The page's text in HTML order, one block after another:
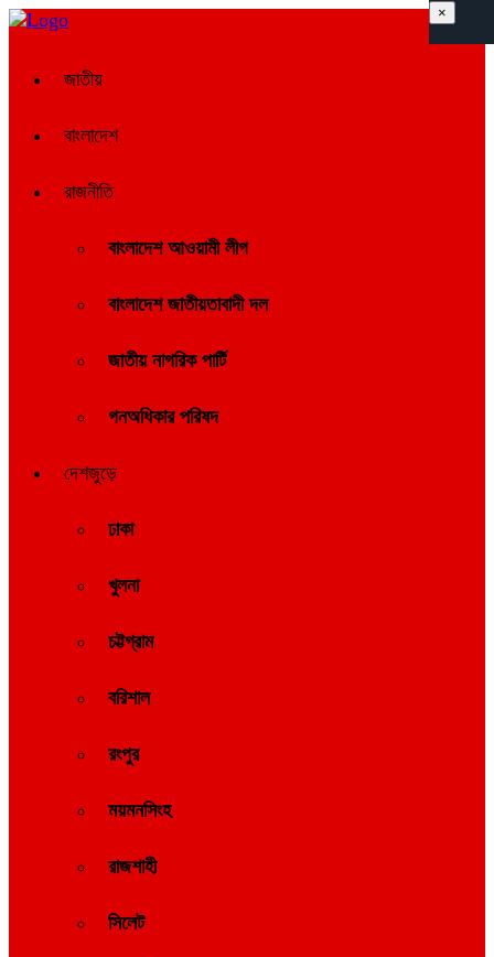
জাতীয়
বাংলাদেশ
রাজনীতি
বাংলাদেশ আওয়ামী লীগ
বাংলাদেশ জাতীয়তাবাদী দল
জাতীয় নাগরিক পার্টি
গনঅধিকার পরিষদ
দেশজুড়ে
ঢাকা
খুলনা
চট্টগ্রাম
বরিশাল
রংপুর
ময়মনসিংহ
রাজশাহী
সিলেট
×